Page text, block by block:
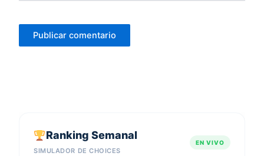
Ranking Semanal
SIMULADOR DE CHOICES
EN VIVO